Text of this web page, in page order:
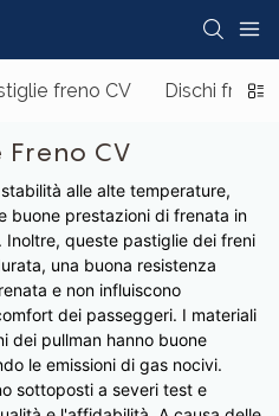
freno CV Dischi freno
Freno CV
alle alte temperature,
buone prestazioni di frenata in
queste pastiglie dei freni
una buona resistenza
e non influiscono
dei passeggeri. I materiali
dei pullman hanno buone
le emissioni di gas nocivi.
sottoposti a severi test e